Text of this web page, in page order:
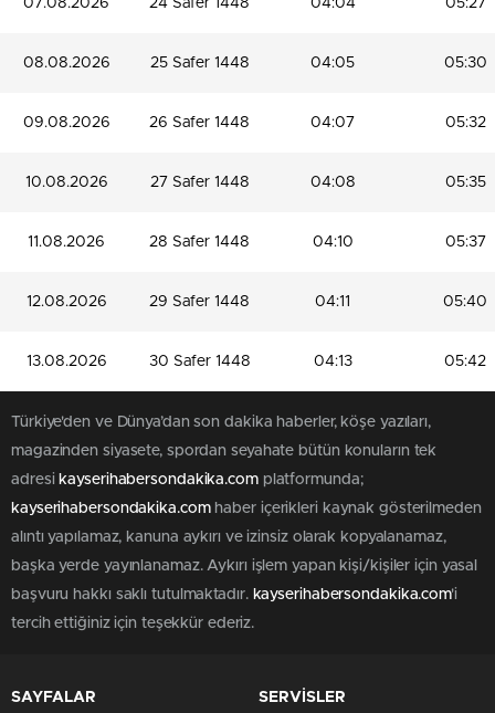
07.08.2026 24 Safer 1448 04:04 05:27
08.08.2026 25 Safer 1448 04:05 05:30
09.08.2026 26 Safer 1448 04:07 05:32
10.08.2026 27 Safer 1448 04:08 05:35
11.08.2026 28 Safer 1448 04:10 05:37
12.08.2026 29 Safer 1448 04:11 05:40
13.08.2026 30 Safer 1448 04:13 05:42
Türkiye'den ve Dünya’dan son dakika haberler, köşe yazıları,
magazinden siyasete, spordan seyahate bütün konuların tek
adresi kayserihabersondakika.complatformunda;
kayserihabersondakika.comhaber içerikleri kaynak gösterilmeden
alıntı yapılamaz, kanuna aykırı ve izinsiz olarak kopyalanamaz,
başka yerde yayınlanamaz. Aykırı işlem yapan kişi/kişiler için yasal
başvuru hakkı saklı tutulmaktadır. kayserihabersondakika.com'i
tercih ettiğiniz için teşekkür ederiz.
SAYFALAR SERVİSLER